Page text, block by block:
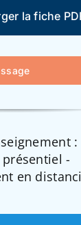
la fiche
:
-
en